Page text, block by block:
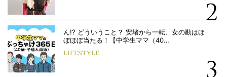
ん!? どういうこと？ 安堵から一転、女の勘はほ
ぼほぼ当たる！【中学生ママ（40…
LIFESTYLE